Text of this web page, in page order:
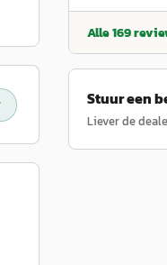
en bij de
gebruikte)
Dikke
Alle169
Stuur een
Liever de